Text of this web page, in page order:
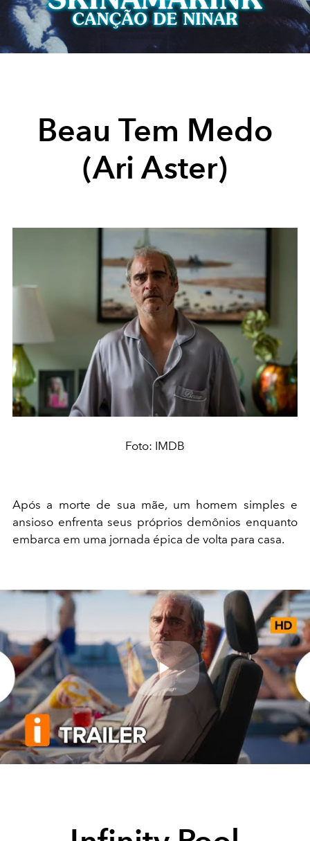
Beau Tem Medo
(Ari Aster)
Foto: IMDB
Após a morte de sua mãe, um homem simples e
ansioso enfrenta seus próprios demônios enquanto
embarca em uma jornada épica de volta para casa.
Play
Video